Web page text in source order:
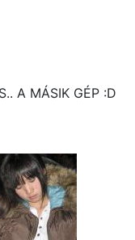
A MÁSIK GÉP :D